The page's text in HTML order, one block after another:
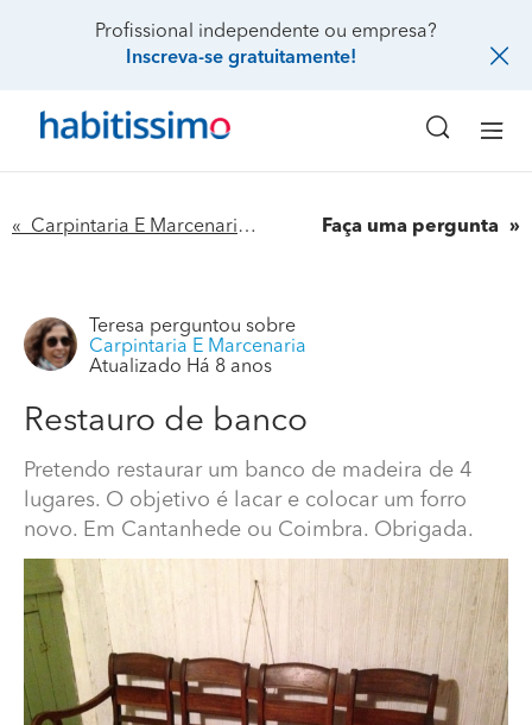
Profissional independente ou empresa?
Inscreva-se gratuitamente!
« Carpintaria E Marcenaria Faça uma pergunta
Pretendo restaurar um banco de madeira de 4 lugares.
O objetivo é lacar e colocar um forro novo. Em
Teresa perguntou sobre
Carpintaria E Marcenaria
Atualizado Há 8 anos
Restauro de banco
Pretendo restaurar um banco de madeira de 4
lugares. O objetivo é lacar e colocar um forro
novo. Em Cantanhede ou Coimbra. Obrigada.